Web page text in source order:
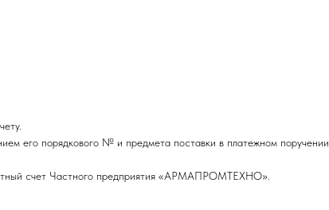
его порядкового № и предмета поставки в платежном
счет Частного предприятия «АРМАПРОМТЕХНО».